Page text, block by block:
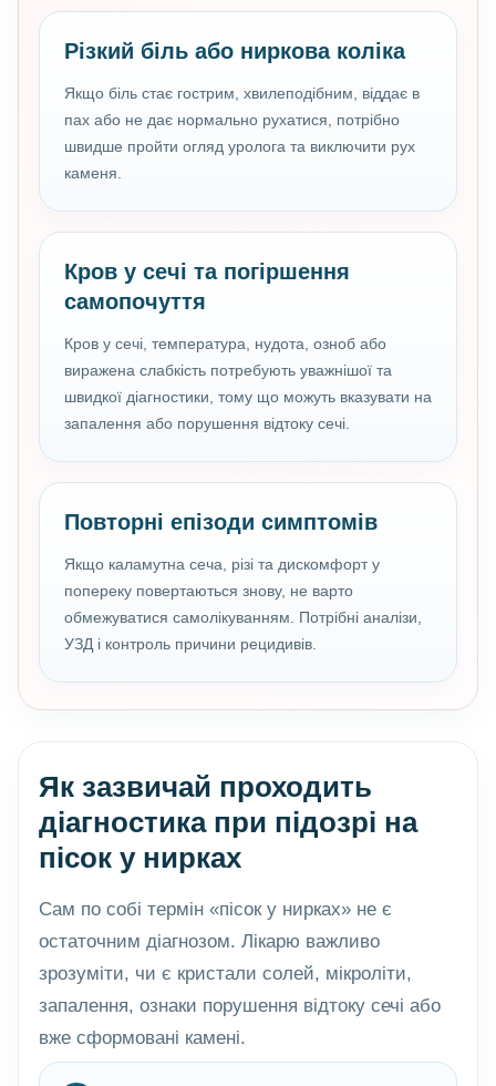
Різкий біль або ниркова коліка
Якщо біль стає гострим, хвилеподібним, віддає в
пах або не дає нормально рухатися, потрібно
швидше пройти огляд уролога та виключити рух
каменя.
Кров у сечі та погіршення
самопочуття
Кров у сечі, температура, нудота, озноб або
виражена слабкість потребують уважнішої та
швидкої діагностики, тому що можуть вказувати на
запалення або порушення відтоку сечі.
Повторні епізоди симптомів
Якщо каламутна сеча, різі та дискомфорт у
попереку повертаються знову, не варто
обмежуватися самолікуванням. Потрібні аналізи,
УЗД і контроль причини рецидивів.
Як зазвичай проходить
діагностика при підозрі на
пісок у нирках
Сам по собі термін «пісок у нирках» не є
остаточним діагнозом. Лікарю важливо
зрозуміти, чи є кристали солей, мікроліти,
запалення, ознаки порушення відтоку сечі або
вже сформовані камені.